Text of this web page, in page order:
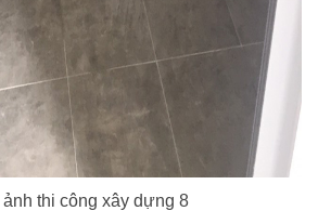
ảnh thi công xây dựng 8